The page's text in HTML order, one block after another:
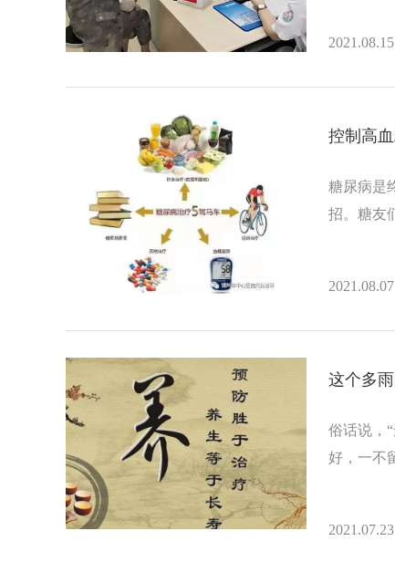
2021.08.15
控制高
糖尿病是
招。糖友
2021.08.07
这个多
俗话说，
好，一不
2021.07.23